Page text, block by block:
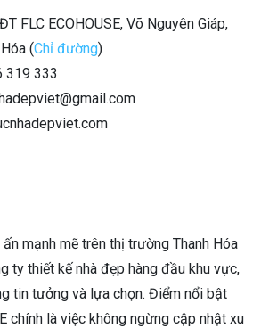
FLC ECOHOUSE, Võ Nguyên Giáp,
(Chỉ đường)
319 333
ấn mạnh mẽ trên thị trường Thanh Hóa
ty thiết kế nhà đẹp hàng đầu khu vực,
tin tưởng và lựa chọn. Điểm nổi bật
chính là việc không ngừng cập nhật xu